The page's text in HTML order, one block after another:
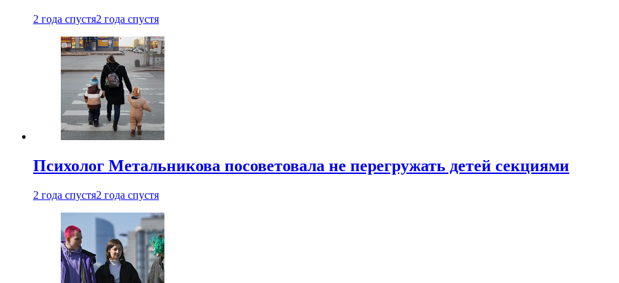
2 года спустя2 года спустя
Психолог Метальникова посоветовала не перегружать детей секциями
2 года спустя2 года спустя